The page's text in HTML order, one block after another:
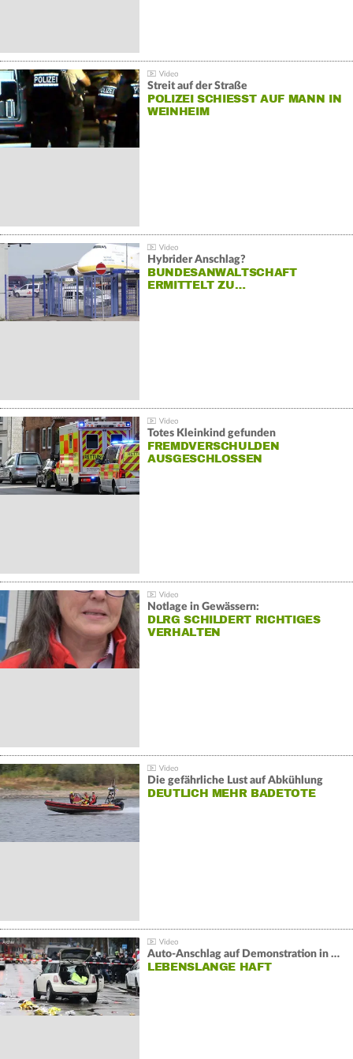
Streit auf der Straße
POLIZEI SCHIESST AUF MANN IN W
EINHEIM
Hybrider Anschlag?
BUNDESANWALTSCHAFT
ERMITTELT ZU…
Totes Kleinkind gefunden
FREMDVERSCHULDEN
AUSGESCHLOSSEN
Notlage in Gewässern:
DLRG SCHILDERT RICHTIGES
VERHALTEN
Die gefährliche Lust auf Abkühlung
DEUTLICH MEHR BADETOTE
Auto-Anschlag auf Demonstration in München:
LEBENSLANGE HAFT